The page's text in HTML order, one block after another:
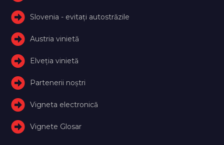
Slovenia - evitați autostrăzile
Austria vinietă
Elveţia vinietă
Partenerii noștri
Vigneta electronică
Vignete Glosar